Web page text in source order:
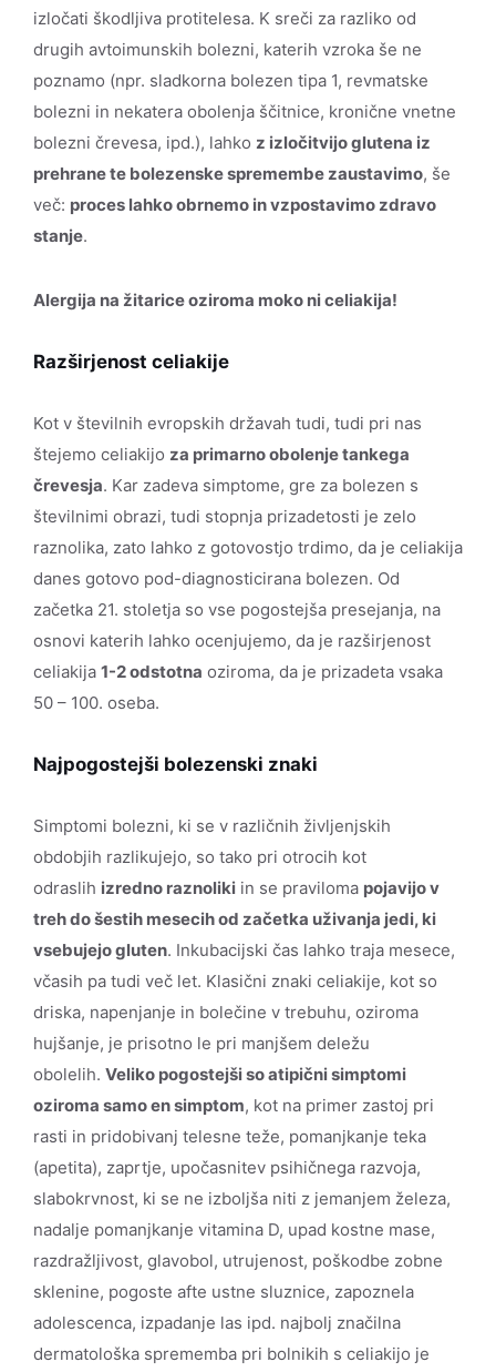
izločati škodljiva protitelesa. K sreči za razliko od
drugih avtoimunskih bolezni, katerih vzroka še ne
poznamo (npr. sladkorna bolezen tipa 1, revmatske
bolezni in nekatera obolenja ščitnice, kronične vnetne
bolezni črevesa, ipd.), lahko z izločitvijo glutena iz
prehrane te bolezenske spremembe zaustavimo, še
več: proces lahko obrnemo in vzpostavimo zdravo
stanje.
Alergija na žitarice oziroma moko ni celiakija!
Razširjenost celiakije
Kot v številnih evropskih državah tudi, tudi pri nas
štejemo celiakijo za primarno obolenje tankega
črevesja. Kar zadeva simptome, gre za bolezen s
številnimi obrazi, tudi stopnja prizadetosti je zelo
raznolika, zato lahko z gotovostjo trdimo, da je celiakija
danes gotovo pod-diagnosticirana bolezen. Od
začetka 21. stoletja so vse pogostejša presejanja, na
osnovi katerih lahko ocenjujemo, da je razširjenost
celiakija 1-2 odstotna oziroma, da je prizadeta vsaka
50 – 100. oseba.
Najpogostejši bolezenski znaki
Simptomi bolezni, ki se v različnih življenjskih
obdobjih razlikujejo, so tako pri otrocih kot
odraslih izredno raznoliki in se praviloma pojavijo v
treh do šestih mesecih od začetka uživanja jedi, ki
vsebujejo gluten. Inkubacijski čas lahko traja mesece,
včasih pa tudi več let. Klasični znaki celiakije, kot so
driska, napenjanje in bolečine v trebuhu, oziroma
hujšanje, je prisotno le pri manjšem deležu
obolelih. Veliko pogostejši so atipični simptomi
oziroma samo en simptom, kot na primer zastoj pri
rasti in pridobivanj telesne teže, pomanjkanje teka
(apetita), zaprtje, upočasnitev psihičnega razvoja,
slabokrvnost, ki se ne izboljša niti z jemanjem železa,
nadalje pomanjkanje vitamina D, upad kostne mase,
razdražljivost, glavobol, utrujenost, poškodbe zobne
sklenine, pogoste afte ustne sluznice, zapoznela
adolescenca, izpadanje las ipd. najbolj značilna
dermatološka sprememba pri bolnikih s celiakijo je